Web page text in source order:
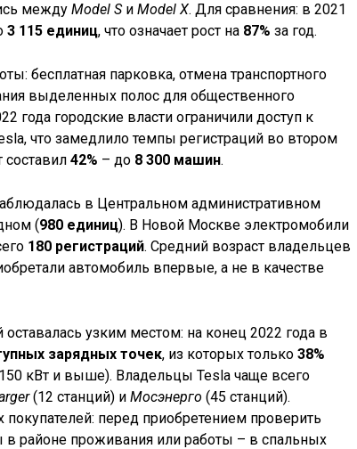
между Model Sи Model X. Для сравнения: в 2021
3 115 единиц, что означает рост на 87% за год.
бесплатная парковка, отмена транспортного
выделенных полос для общественного
года городские власти ограничили доступ к
что замедлило темпы регистраций во втором
составил 42% – до 8 300 машин.
в Центральном административном
(980 единиц). В Новой Москве электромобили
180 регистраций. Средний возраст владельцев
автомобиль впервые, а не в качестве
узким местом: на конец 2022 года в
зарядных точек, из которых только 38%
кВт и выше). Владельцы Tesla чаще всего
(12 станций) и Мосэнерго (45 станций).
перед приобретением проверить
в районе проживания или работы – в спальных